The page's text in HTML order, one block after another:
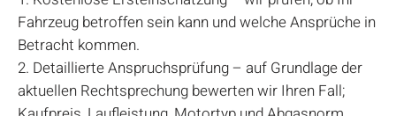
Fahrzeug betroffen sein kann und welche Ansprüche in
Betracht kommen.
Detaillierte Anspruchsprüfung – auf Grundlage der
aktuellen Rechtsprechung bewerten wir Ihren Fall;